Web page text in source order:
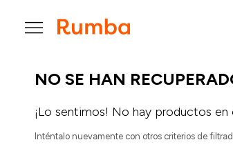

NO SE HAN
¡Lo sentimos! No hay productos en
Inténtalo nuevamente con otros criterios de